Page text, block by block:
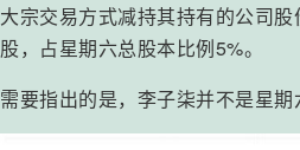
大宗交易方式减持其持有的公司
股，占星期六总股本比例5%。
需要指出的是，李子柒并不是星期